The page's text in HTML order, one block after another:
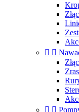
 
 